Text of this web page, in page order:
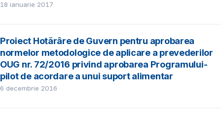
18 ianuarie 2017
Proiect Hotărâre de Guvern pentru aprobarea
normelor metodologice de aplicare a prevederilor
OUG nr. 72/2016 privind aprobarea Programului-
pilot de acordare a unui suport alimentar
6 decembrie 2016